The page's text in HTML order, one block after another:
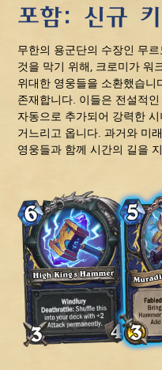
포함: 신규
무한의 용군단의 수장인 무
것을 막기 위해, 크로미가 워
위대한 영웅들을 소환했습니
존재합니다. 이들은 전설적
자동으로 추가되어 강력한
거느리고 옵니다. 과거와 미
영웅들과 함께 시간의 길을